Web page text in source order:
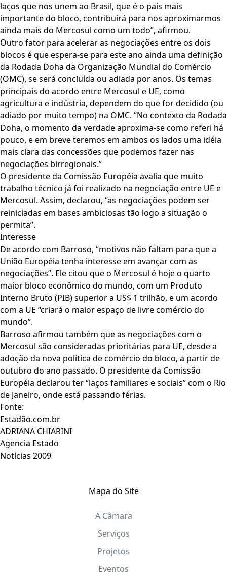
laços que nos unem ao Brasil, que é o país mais
importante do bloco, contribuirá para nos aproximarmos
ainda mais do Mercosul como um todo”, afirmou.
Outro fator para acelerar as negociações entre os dois
blocos é que espera-se para este ano ainda uma definição
da Rodada Doha da Organização Mundial do Comércio
(OMC), se será concluída ou adiada por anos. Os temas
principais do acordo entre Mercosul e UE, como
agricultura e indústria, dependem do que for decidido (ou
adiado por muito tempo) na OMC. “No contexto da Rodada
Doha, o momento da verdade aproxima-se como referi há
pouco, e em breve teremos em ambos os lados uma idéia
mais clara das concessões que podemos fazer nas
negociações birregionais.”
O presidente da Comissão Européia avalia que muito
trabalho técnico já foi realizado na negociação entre UE e
Mercosul. Assim, declarou, “as negociações podem ser
reiniciadas em bases ambiciosas tão logo a situação o
permita”.
Interesse
De acordo com Barroso, “motivos não faltam para que a
União Européia tenha interesse em avançar com as
negociações”. Ele citou que o Mercosul é hoje o quarto
maior bloco econômico do mundo, com um Produto
Interno Bruto (PIB) superior a US$ 1 trilhão, e um acordo
com a UE “criará o maior espaço de livre comércio do
mundo”.
Barroso afirmou também que as negociações com o
Mercosul são consideradas prioritárias para UE, desde a
adoção da nova política de comércio do bloco, a partir de
outubro do ano passado. O presidente da Comissão
Européia declarou ter “laços familiares e sociais” com o Rio
de Janeiro, onde está passando férias.
Fonte:
Estadão.com.br
ADRIANA CHIARINI
Agencia Estado
Notícias 2009
Mapa do Site
A Câmara
Serviços
Projetos
Eventos